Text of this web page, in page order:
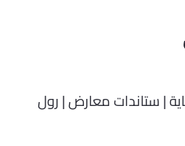
| ستاندات معارض | رول